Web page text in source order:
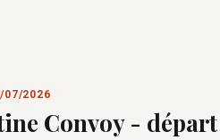
07/2026
Convoy -